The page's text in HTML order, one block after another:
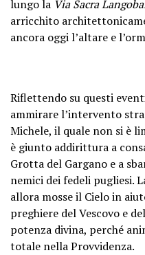
lungo la Via Sacra
arricchito
ancora oggi l’altare e
Riflettendo su questi
ammirare l’intervento
Michele, il quale non si è
è giunto addirittura a
Grotta del Gargano e a
nemici dei fedeli pugliesi.
allora mosse il Cielo in
preghiere del Vescovo e
potenza divina, perché
totale nella Provvidenza.